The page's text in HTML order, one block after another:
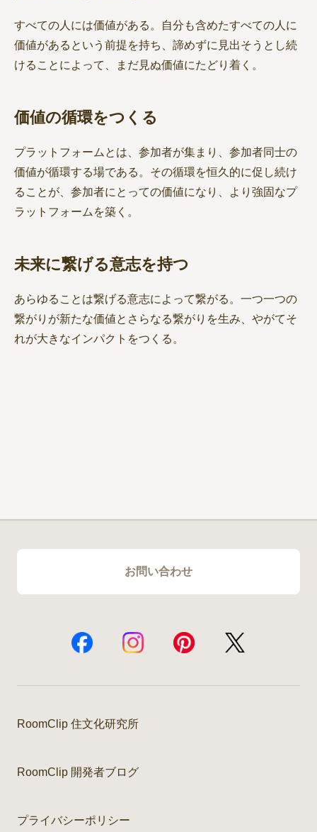
すべての人には価値がある。自分も含めたすべての人に
価値があるという前提を持ち、諦めずに見出そうとし続
けることによって、まだ見ぬ価値にたどり着く。
価値の循環をつくる
プラットフォームとは、参加者が集まり、参加者同士の
価値が循環する場である。その循環を恒久的に促し続け
ることが、参加者にとっての価値になり、より強固なプ
ラットフォームを築く。
未来に繋げる意志を持つ
あらゆることは繋げる意志によって繋がる。一つ一つの
繋がりが新たな価値とさらなる繋がりを生み、やがてそ
れが大きなインパクトをつくる。
お問い合わせ
RoomClip 住文化研究所
RoomClip 開発者ブログ
プライバシーポリシー